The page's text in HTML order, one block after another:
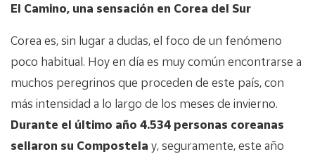
El Camino, una sensación en Corea del Sur
Corea es, sin lugar a dudas, el foco de un fenómeno
poco habitual. Hoy en día es muy común encontrarse a
muchos peregrinos que proceden de este país, con
más intensidad a lo largo de los meses de invierno.
Durante el último año 4.534 personas coreanas
sellaron su Compostela y, seguramente, este año